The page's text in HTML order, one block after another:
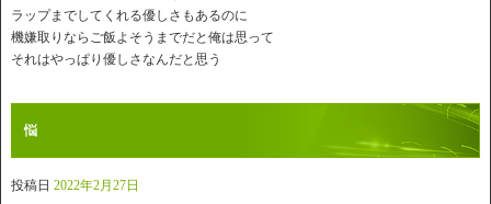
ラップまでしてくれる優しさもあるのに
機嫌取りならご飯よそうまでだと俺は思って
それはやっぱり優しさなんだと思う
悩
投稿日 2022年2月27日